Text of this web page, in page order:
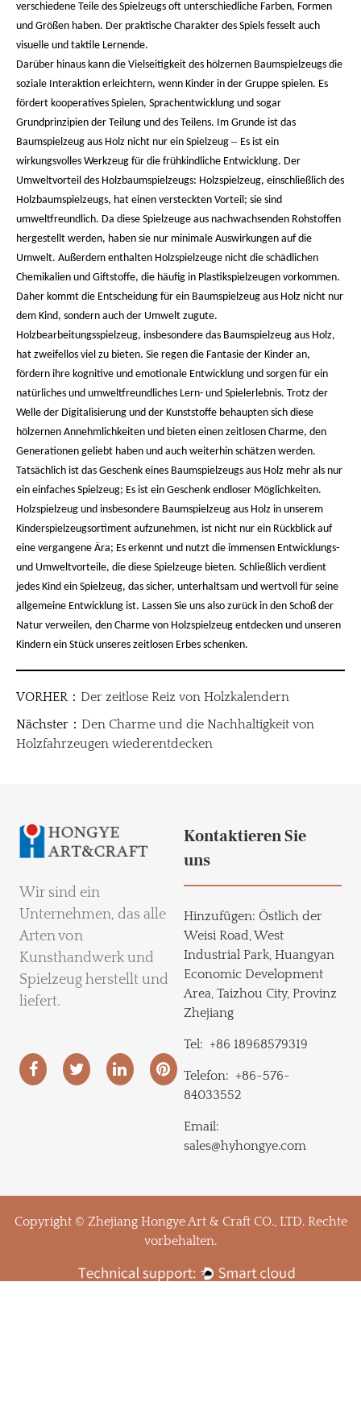
verschiedene Teile des Spielzeugs oft unterschiedliche Farben, Formen
und Größen haben. Der praktische Charakter des Spiels fesselt auch
visuelle und taktile Lernende.
Darüber hinaus kann die Vielseitigkeit des hölzernen Baumspielzeugs die
soziale Interaktion erleichtern, wenn Kinder in der Gruppe spielen. Es
fördert kooperatives Spielen, Sprachentwicklung und sogar
Grundprinzipien der Teilung und des Teilens. Im Grunde ist das
Baumspielzeug aus Holz nicht nur ein Spielzeug – Es ist ein
wirkungsvolles Werkzeug für die frühkindliche Entwicklung. Der
Umweltvorteil des Holzbaumspielzeugs: Holzspielzeug, einschließlich des
Holzbaumspielzeugs, hat einen versteckten Vorteil; sie sind
umweltfreundlich. Da diese Spielzeuge aus nachwachsenden Rohstoffen
hergestellt werden, haben sie nur minimale Auswirkungen auf die
Umwelt. Außerdem enthalten Holzspielzeuge nicht die schädlichen
Chemikalien und Giftstoffe, die häufig in Plastikspielzeugen vorkommen.
Daher kommt die Entscheidung für ein Baumspielzeug aus Holz nicht nur
dem Kind, sondern auch der Umwelt zugute.
Holzbearbeitungsspielzeug, insbesondere das Baumspielzeug aus Holz,
hat zweifellos viel zu bieten. Sie regen die Fantasie der Kinder an,
fördern ihre kognitive und emotionale Entwicklung und sorgen für ein
natürliches und umweltfreundliches Lern- und Spielerlebnis. Trotz der
Welle der Digitalisierung und der Kunststoffe behaupten sich diese
hölzernen Annehmlichkeiten und bieten einen zeitlosen Charme, den
Generationen geliebt haben und auch weiterhin schätzen werden.
Tatsächlich ist das Geschenk eines Baumspielzeugs aus Holz mehr als nur
ein einfaches Spielzeug; Es ist ein Geschenk endloser Möglichkeiten.
Holzspielzeug und insbesondere Baumspielzeug aus Holz in unserem
Kinderspielzeugsortiment aufzunehmen, ist nicht nur ein Rückblick auf
eine vergangene Ära; Es erkennt und nutzt die immensen Entwicklungs-
und Umweltvorteile, die diese Spielzeuge bieten. Schließlich verdient
jedes Kind ein Spielzeug, das sicher, unterhaltsam und wertvoll für seine
allgemeine Entwicklung ist. Lassen Sie uns also zurück in den Schoß der
Natur verweilen, den Charme von Holzspielzeug entdecken und unseren
Kindern ein Stück unseres zeitlosen Erbes schenken.
VORHER： Der zeitlose Reiz von Holzkalendern
Nächster： Den Charme und die Nachhaltigkeit von
Holzfahrzeugen wiederentdecken
Wir sind ein
Unternehmen, das alle
Arten von
Kunsthandwerk und
Spielzeug herstellt und
liefert.
Kontaktieren Sie
uns
Hinzufügen: Östlich der
Weisi Road, West
Industrial Park, Huangyan
Economic Development
Area, Taizhou City, Provinz
Zhejiang
Tel: +86 18968579319
Telefon: +86-576-
84033552
Email:
sales@hyhongye.com
Copyright © Zhejiang Hongye Art & Craft CO., LTD. Rechte
vorbehalten.